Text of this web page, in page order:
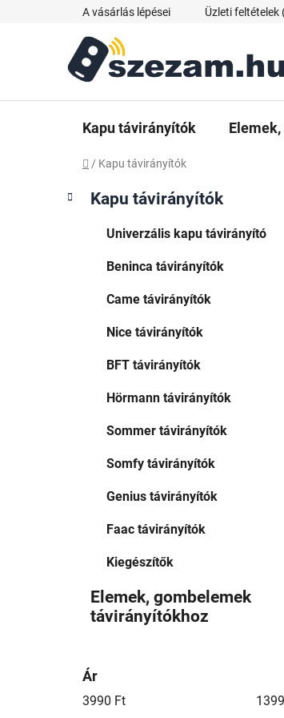
A vásárlás lépései Üzleti feltételek
Kapu távirányítók
Kezdőlap
/ Kapu távirányítók
O
átugrása
a
Kapu távirányítók
Univerzális kapu távirányító
Beninca távirányítók
Came távirányítók
Nice távirányítók
BFT távirányítók
Hörmann távirányítók
Sommer távirányítók
Somfy távirányítók
Genius távirányítók
Faac távirányítók
Kiegészítők
Elemek, gombelemek
távirányítókhoz
Ár
3990 Ft